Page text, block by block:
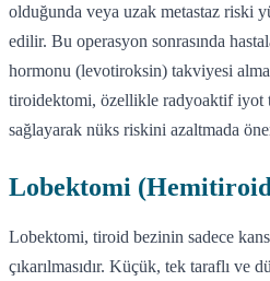
olduğunda veya uzak metastaz riski
edilir. Bu operasyon sonrasında
hormonu (levotiroksin) takviyesi
tiroidektomi, özellikle radyoaktif iyot
sağlayarak nüks riskini azaltmada
Lobektomi
Lobektomi, tiroid bezinin sadece
çıkarılmasıdır. Küçük, tek taraflı ve